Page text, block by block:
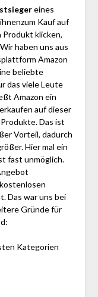
eines
Kauf auf
Produkt klicken,
haben uns aus
Amazon
beliebte
das viele Leute
Amazon ein
auf dieser
Das ist
Vorteil, dadurch
Hier mal ein
fast unmöglich.
Das war uns bei
Gründe für
Kategorien